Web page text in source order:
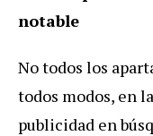
notable
No todos los
todos modos, en
publicidad en